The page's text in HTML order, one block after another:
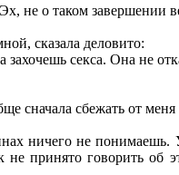
не о таком завершении
сказала деловито:
захочешь секса. Она не
сначала сбежать от
ничего не
принято говорить об